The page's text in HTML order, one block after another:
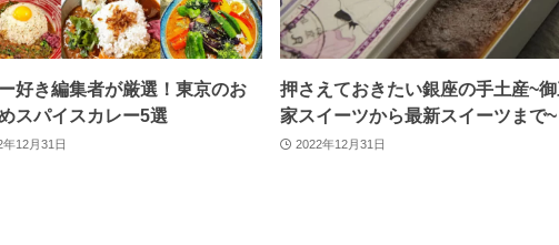
好き編集者が厳選！東京のお
スパイスカレー5選
年12月31日
押さえておきたい銀座の手土産~
家スイーツから最新スイーツまで~
2022年12月31日